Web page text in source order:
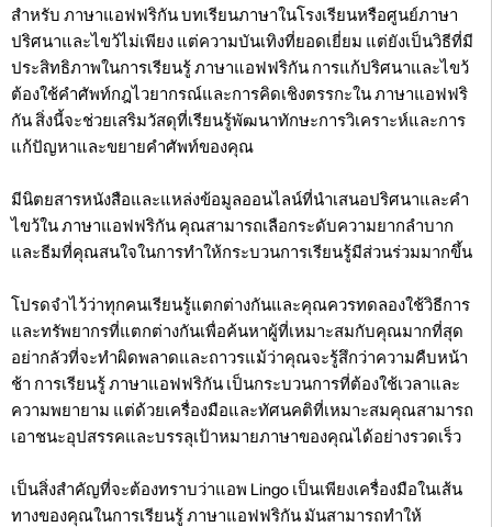
สำหรับ ภาษาแอฟฟริกัน บทเรียนภาษาในโรงเรียนหรือศูนย์ภาษา
ปริศนาและไขว้ไม่เพียง แต่ความบันเทิงที่ยอดเยี่ยม แต่ยังเป็นวิธีที่มี
ประสิทธิภาพในการเรียนรู้ ภาษาแอฟฟริกัน การแก้ปริศนาและไขว้
ต้องใช้คำศัพท์กฎไวยากรณ์และการคิดเชิงตรรกะใน ภาษาแอฟฟริ
กัน สิ่งนี้จะช่วยเสริมวัสดุที่เรียนรู้พัฒนาทักษะการวิเคราะห์และการ
แก้ปัญหาและขยายคำศัพท์ของคุณ
มีนิตยสารหนังสือและแหล่งข้อมูลออนไลน์ที่นำเสนอปริศนาและคำ
ไขว้ใน ภาษาแอฟฟริกัน คุณสามารถเลือกระดับความยากลำบาก
และธีมที่คุณสนใจในการทำให้กระบวนการเรียนรู้มีส่วนร่วมมากขึ้น
โปรดจำไว้ว่าทุกคนเรียนรู้แตกต่างกันและคุณควรทดลองใช้วิธีการ
และทรัพยากรที่แตกต่างกันเพื่อค้นหาผู้ที่เหมาะสมกับคุณมากที่สุด
อย่ากลัวที่จะทำผิดพลาดและถาวรแม้ว่าคุณจะรู้สึกว่าความคืบหน้า
ช้า การเรียนรู้ ภาษาแอฟฟริกัน เป็นกระบวนการที่ต้องใช้เวลาและ
ความพยายาม แต่ด้วยเครื่องมือและทัศนคติที่เหมาะสมคุณสามารถ
เอาชนะอุปสรรคและบรรลุเป้าหมายภาษาของคุณได้อย่างรวดเร็ว
เป็นสิ่งสำคัญที่จะต้องทราบว่าแอพ Lingo เป็นเพียงเครื่องมือในเส้น
ทางของคุณในการเรียนรู้ ภาษาแอฟฟริกัน มันสามารถทำให้